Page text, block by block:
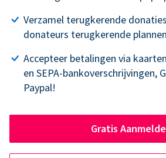
Verzamel terugkerende
donateurs terugkerende
Accepteer betalingen via
en SEPA-bankoverschrijvingen,
Paypal!
Gratis